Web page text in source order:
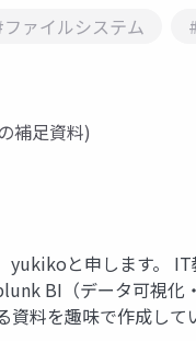
ァイルシステム
補足資料)
yukikoと申します。
BI（データ可視化
資料を趣味で作成し